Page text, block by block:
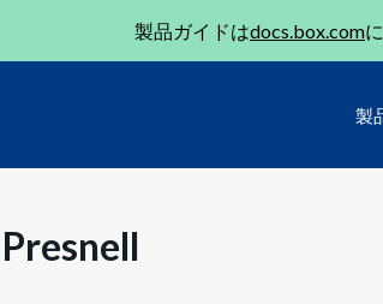
製品ガイドはdocs.box.com
製